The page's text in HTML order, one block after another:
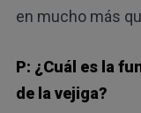
en mucho más
P: ¿Cuál es la
de la vejiga?